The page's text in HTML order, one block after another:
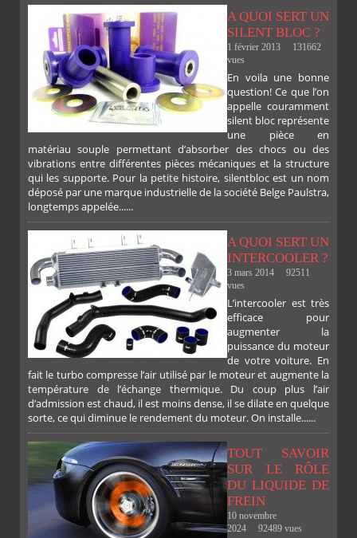
FACEBOOKTWITTERGOOGLEPINTEREST
PLUS
A QUOI SERT UN
SILENT BLOC ?
1 février 2013
131662
vues
En voila une bonne
question! Ce que l’on
appelle couramment
silent bloc représente
une pièce en
matériau souple permettant d’absorber des chocs ou des
vibrations entre différentes pièces mécaniques et la structure
qui les supporte. Pour la petite histoire, silentbloc est un nom
déposé par une marque industrielle de la société Belge Paulstra,
longtemps appelée......
A QUOI SERT UN
INTERCOOLER ?
3 mars 2014
92511
vues
L’intercooler est très
efficace pour
augmenter la
puissance du moteur
de votre voiture. En
fait le turbo compresse l’air utilisé par le moteur et augmente la
température de l’échange thermique. Du coup plus l’air
d’admission est chaud, il est moins dense, il se dilate en quelque
sorte, ce qui diminue le rendement du moteur. On installe......
TOUT SAVOIR
SUR LE RÔLE
DU LIQUIDE DE
FREIN
10 novembre
2024
92489 vues